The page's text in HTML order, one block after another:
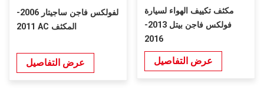
لفولكس فاجن ساجيتار 2006-
2011 AC المكثف
عرض التفاصيل
مكثف تكييف الهواء لسيارة
فولكس فاجن بيتل 2013-
2016
عرض التفاصيل